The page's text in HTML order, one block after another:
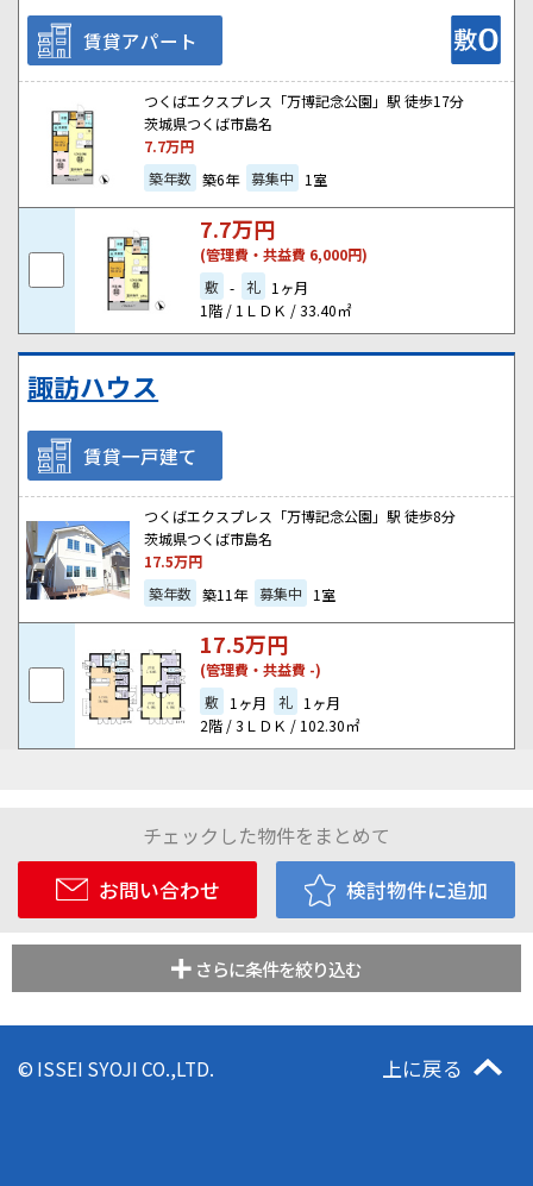
賃貸アパート
つくばエクスプレス「万博記念公園」駅 徒歩17分
茨城県つくば市島名
7.7万円
築年数 築6年 募集中 1室
7.7万円
(管理費・共益費 6,000円)
敷 - 礼 1ヶ月
1階 / 1ＬＤＫ / 33.40㎡
諏訪ハウス
賃貸一戸建て
つくばエクスプレス「万博記念公園」駅 徒歩8分
茨城県つくば市島名
17.5万円
築年数 築11年 募集中 1室
17.5万円
(管理費・共益費 -)
敷 1ヶ月 礼 1ヶ月
2階 / 3ＬＤＫ / 102.30㎡
チェックした物件をまとめて
お問い合わせ
検討物件に追加
さらに条件を絞り込む
© ISSEI SYOJI CO.,LTD. 上に戻る